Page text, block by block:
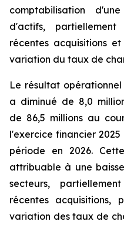
comptabilisation
d'actifs,
récentes acquisitions
variation du taux de
Le résultat
a diminué de 8,0
de 86,5 millions au
l'exercice financier
période en 2026.
attribuable à une
secteurs,
récentes
variation des taux de